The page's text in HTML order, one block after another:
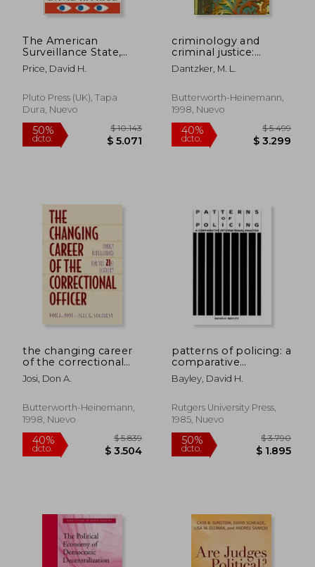
50%
dcto. $ 981
50%
dcto. $
The American
Surveillance State,
The: How the U.S.
Spies on Dissent (en
Price, David H.
Pluto Press (UK), Tapa
Dura, Nuevo
criminology and
criminal justice:
comparing,
contrasting, and
disciplines (en Inglés)
Dantzker, M. L.
Butterworth-Heinemann,
1998, Nuevo
the changing career
of the correctional
officer: policy
implications for the
Inglés)
Josi, Don A.
Butterworth-Heinemann,
1998, Nuevo
patterns of policing: a
comparative
international analysis
(en Inglés)
Bayley, David H.
Rutgers University Press,
1985, Nuevo